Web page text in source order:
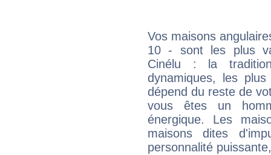
Vos maisons
10 - sont les plus
Cinélu : la
dynamiques, les
dépend du reste de
vous êtes un
énergique. Les
maisons dites
personnalité